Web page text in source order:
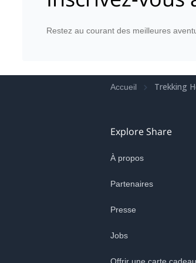
Restez au courant des meilleures
Accueil Trekking
Explore Share
À propos
Partenaires
Presse
Jobs